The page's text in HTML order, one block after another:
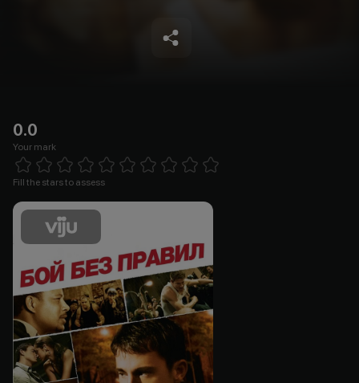
0.0
Your mark
1 Star 2 Stars 3 Stars
Fill the stars to assess